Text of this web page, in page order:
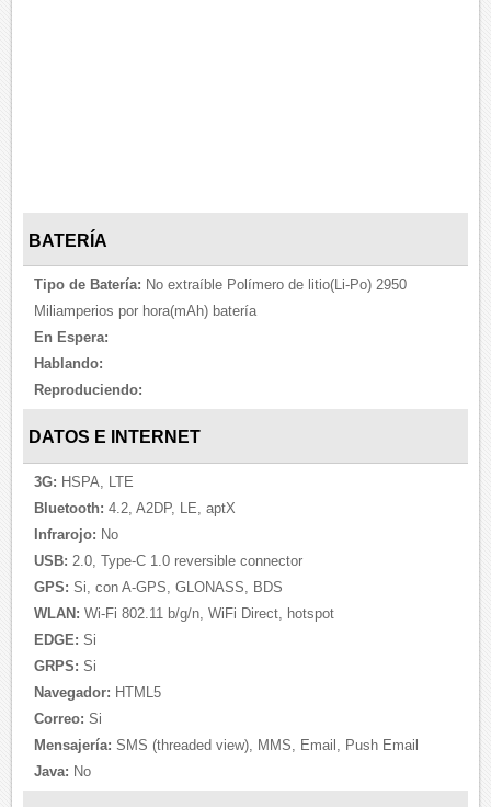
BATERÍA
Tipo de Batería: No extraíble Polímero de litio(Li-Po) 2950
Miliamperios por hora(mAh) batería
En Espera:
Hablando:
Reproduciendo:
DATOS E INTERNET
3G: HSPA, LTE
Bluetooth: 4.2, A2DP, LE, aptX
Infrarojo: No
USB: 2.0, Type-C 1.0 reversible connector
GPS: Si, con A-GPS, GLONASS, BDS
WLAN: Wi-Fi 802.11 b/g/n, WiFi Direct, hotspot
EDGE: Si
GRPS: Si
Navegador: HTML5
Correo: Si
Mensajería: SMS (threaded view), MMS, Email, Push Email
Java: No